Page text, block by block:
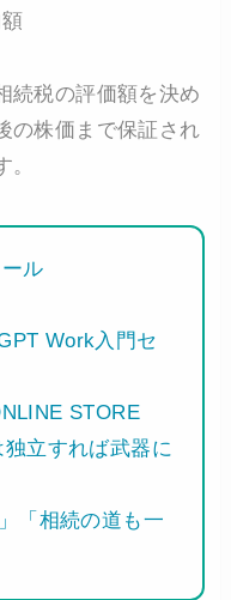
続税の評価額を決め
の株価まで保証され
ル
Work入門セ
STORE
立すれば武器に
「相続の道も一